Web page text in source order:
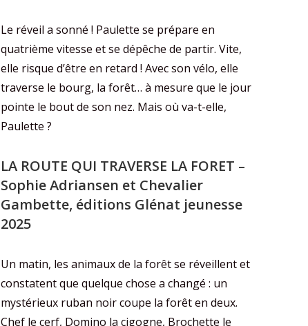
Le réveil a sonné ! Paulette se prépare en
quatrième vitesse et se dépêche de partir. Vite,
elle risque d’être en retard ! Avec son vélo, elle
traverse le bourg, la forêt… à mesure que le jour
pointe le bout de son nez. Mais où va-t-elle,
Paulette ?
LA ROUTE QUI TRAVERSE LA FORET –
Sophie Adriansen et Chevalier
Gambette, éditions Glénat jeunesse
2025
Un matin, les animaux de la forêt se réveillent et
constatent que quelque chose a changé : un
mystérieux ruban noir coupe la forêt en deux.
Chef le cerf, Domino la cigogne, Brochette le